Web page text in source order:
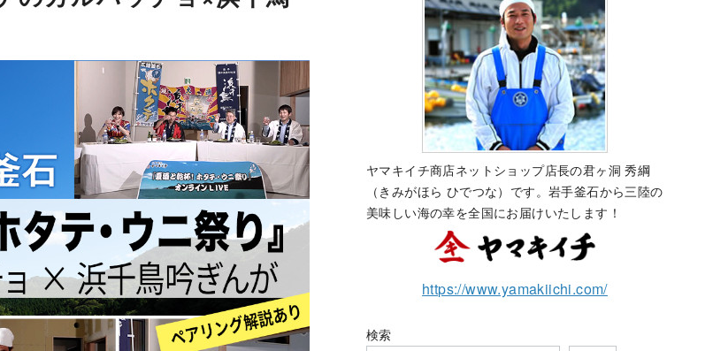
ヤマキイチ商店ネットショップ店長の君ヶ洞 秀綱
（きみがほら ひでつな）です。岩手釜石から三陸の
美味しい海の幸を全国にお届けいたします！
https://www.yamakiichi.com/
検索